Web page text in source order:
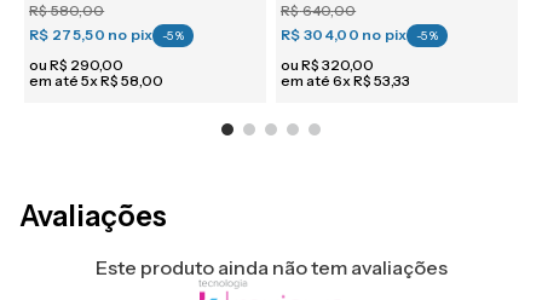
R$580,00
R$ 275,50 no pix -5%
ou R$ 290,00
em até 5xR$ 58,00
R$640,00
R$ 304,00 no pix -5%
ou R$ 320,00
em até 6xR$ 53,33
Avaliações
Este produto ainda não tem avaliações